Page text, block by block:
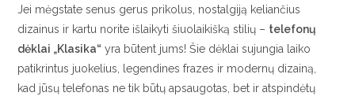
Jei mėgstate senus gerus prikolus, nostalgiją keliančius
dizainus ir kartu norite išlaikyti šiuolaikišką stilių – telefonų
dėklai „Klasika“ yra būtent jums! Šie dėklai sujungia laiko
patikrintus juokelius, legendines frazes ir modernų dizainą,
kad jūsų telefonas ne tik būtų apsaugotas, bet ir atspindėtų